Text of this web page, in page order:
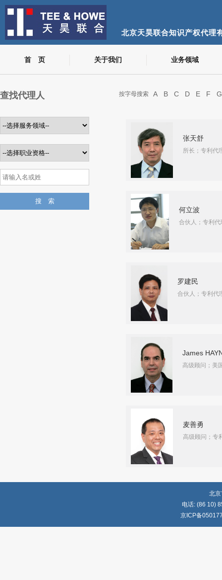
北京天昊联合知识产权代理
首 页 关于我们 业务领域
查找代理人 按字母搜索 A B C D E F G
张天舒
所长；专利代
何立波
合伙人；专利
罗建民
合伙人；专利代
James
高级顾问；美
麦善勇
高级顾问；专
北
电话: (86 10)
京ICP备